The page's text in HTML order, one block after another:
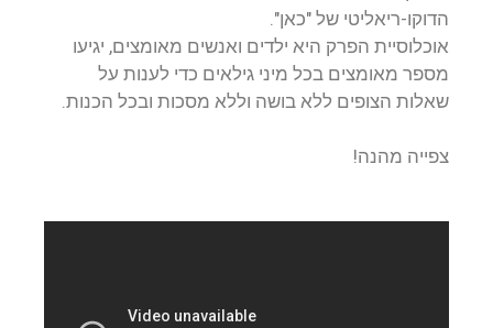
הדוקו-ריאליטי של "כאן".
אוכלוסיית הפרק היא ילדים ואנשים מאומצים, יגיעו
מספר מאומצים בכל מיני גילאים כדי לענות על
שאלות הצופים ללא בושה וללא מסכות ובכל הכנות.
צפייה מהנה!